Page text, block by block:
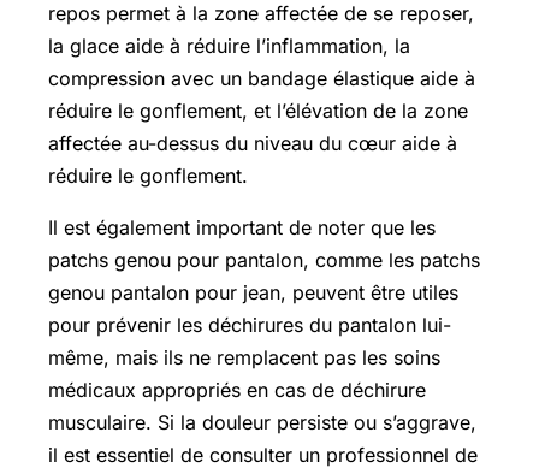
repos permet à la zone affectée de se reposer,
la glace aide à réduire l’inflammation, la
compression avec un bandage élastique aide à
réduire le gonflement, et l’élévation de la zone
affectée au-dessus du niveau du cœur aide à
réduire le gonflement.
Il est également important de noter que les
patchs genou pour pantalon, comme les patchs
genou pantalon pour jean, peuvent être utiles
pour prévenir les déchirures du pantalon lui-
même, mais ils ne remplacent pas les soins
médicaux appropriés en cas de déchirure
musculaire. Si la douleur persiste ou s’aggrave,
il est essentiel de consulter un professionnel de